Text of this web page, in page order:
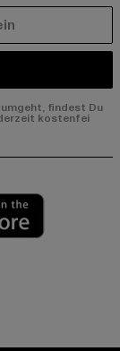
findest Du
kostenfei